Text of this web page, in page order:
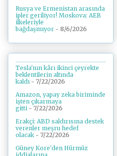
Rusya ve Ermenistan arasında
ipler geriliyor! Moskova: AEB
ilkeleriyle
bağdaşmıyor - 8/6/2026
Tesla'nın kârı ikinci çeyrekte
beklentilerin altında
kaldı - 7/22/2026
Amazon, yapay zeka biriminde
işten çıkarmaya
gitti - 7/22/2026
Erakçi: ABD saldırısına destek
verenler meşru hedef
olacak - 7/22/2026
Güney Kore'den Hürmüz